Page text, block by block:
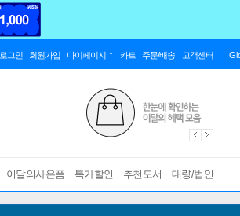
로그인 회원가입 마이페이지 카트 주문/배송 고객센터
이달의사은품 특가할인 추천도서 대량/법인